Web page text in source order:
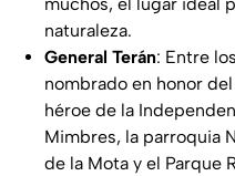
naturaleza.
General Terán: Entre
nombrado en honor
héroe de la
Mimbres, la parroquia
de la Mota y el Parque